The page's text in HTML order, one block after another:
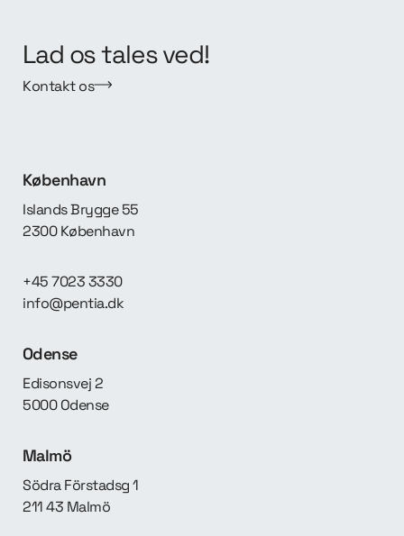
Lad os tales ved!
Kontakt os
København
Islands Brygge 55
2300 København
Odense
Edisonsvej 2
5000 Odense
Malmö
Södra Förstadsg 1
211 43 Malmö
+45 7023 3330
info@pentia.dk